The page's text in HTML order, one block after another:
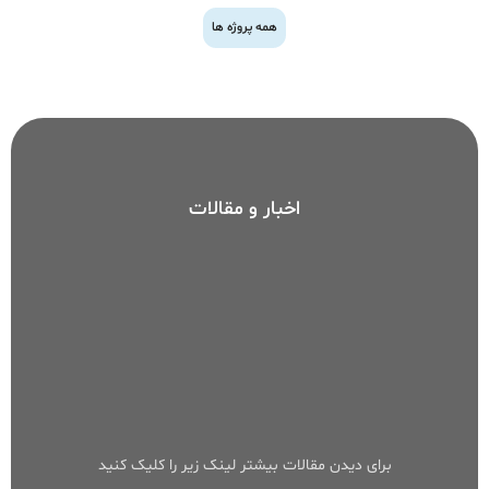
همه پروژه ها
اخبار و مقالات
برای دیدن مقالات بیشتر لینک زیر را کلیک کنید